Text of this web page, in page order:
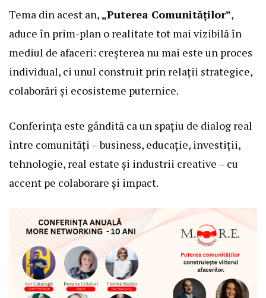
Tema din acest an, „Puterea Comunităților”,
aduce în prim-plan o realitate tot mai vizibilă în
mediul de afaceri: creșterea nu mai este un proces
individual, ci unul construit prin relații strategice,
colaborări și ecosisteme puternice.
Conferința este gândită ca un spațiu de dialog real
între comunități – business, educație, investiții,
tehnologie, real estate și industrii creative – cu
accent pe colaborare și impact.